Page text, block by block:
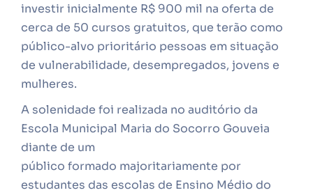
investir inicialmente R$ 900 mil na oferta de
cerca de 50 cursos gratuitos, que terão como
público-alvo prioritário pessoas em situação
de vulnerabilidade, desempregados, jovens e
mulheres.
A solenidade foi realizada no auditório da
Escola Municipal Maria do Socorro Gouveia
diante de um
público formado majoritariamente por
estudantes das escolas de Ensino Médio do